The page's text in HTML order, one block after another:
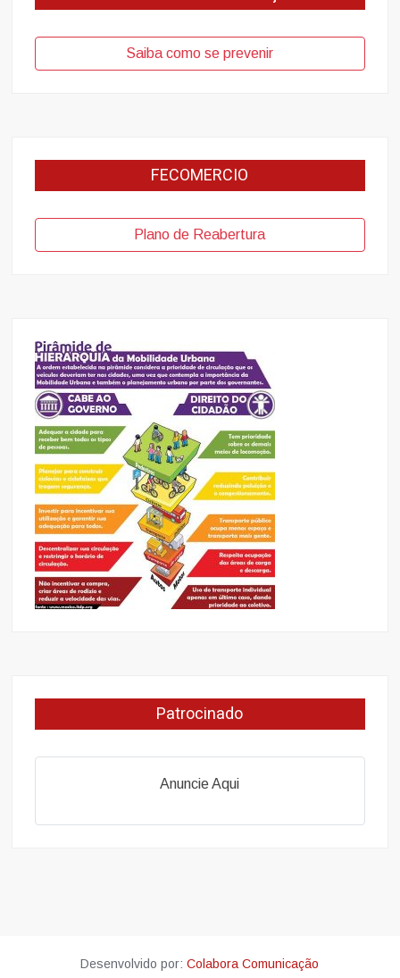
Saiba como se prevenir
FECOMERCIO
Plano de Reabertura
Patrocinado
Anuncie Aqui
Desenvolvido por:Colabora Comunicação